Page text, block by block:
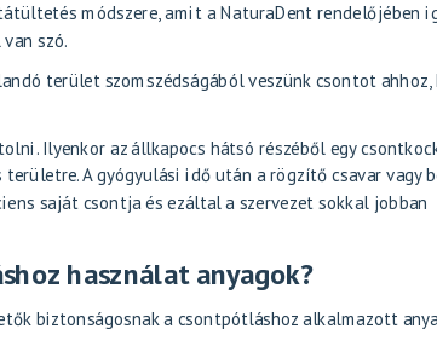
módszere, amit a NaturaDent rendelőjében
szó.
terület szomszédságából veszünk csontot ahhoz,
Ilyenkor az állkapocs hátsó részéből egy
A gyógyulási idő után a rögzítő csavar vagy
saját csontja és ezáltal a szervezet sokkal jobban
használat anyagok?
biztonságosnak a csontpótláshoz alkalmazott